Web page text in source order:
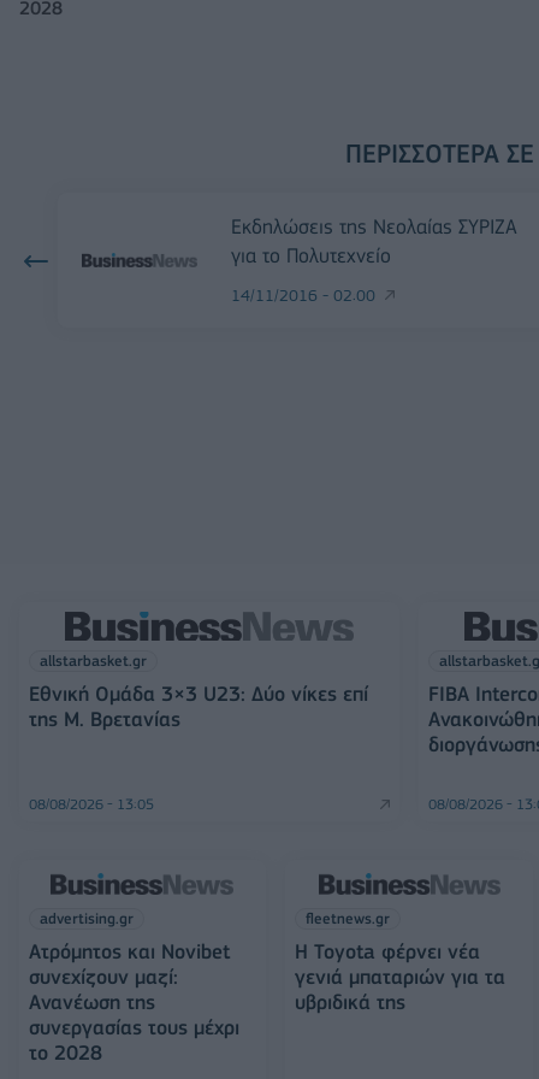
2028
ΠΕΡΙΣΣΌΤΕΡΑ
Εκδηλώσεις της Νεολαίας ΣΥΡΙΖΑ
για το Πολυτεχνείο
14/11/2016 - 02:00
allstarbasket.gr
Εθνική Ομάδα 3×3 U23: Δύο νίκες επί
της Μ. Βρετανίας
08/08/2026 - 13:05
FIBA
08/08/2026 -
advertising.gr
Ατρόμητος και Novibet
συνεχίζουν μαζί:
Ανανέωση της
συνεργασίας τους μέχρι
το 2028
fleetnews.gr
Η Toyota φέρνει νέα
γενιά μπαταριών για τα
υβριδικά της